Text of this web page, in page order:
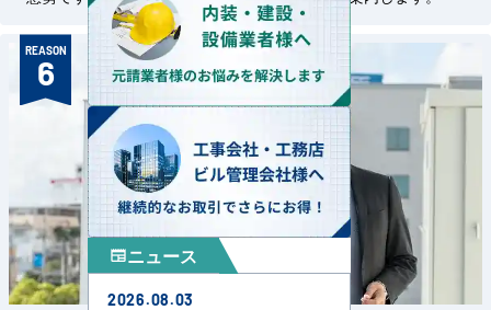
REASON
6
newspaperニュース
2026.08.03